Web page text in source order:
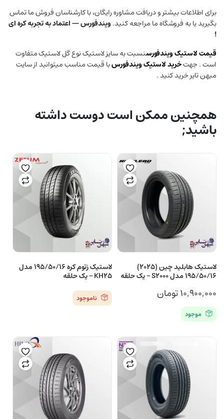
برای اطلاعات بیشتر و دریافت مشاوره رایگان، با کارشناسان فروش ما تماس
بگیرید یا به فروشگاه ما مراجعه کنید. ویندفورس — اعتماد به تجربه کره ای
!
قیمت لاستیکویندفورسنسبت به سایز لاستیک نوع گل لاستیک متفاوت
است . جهتخرید لاستیک ویندفورسبا قیمت مناسب میتوانید از سایت
میهن تایر خرید کنید .
همچنین ممکن است دوست داشته
باشید;
لاستیک هابلید چین (2025)
195/50/16 مدل S2000 – یک حلقه
۱۰,۹۰۰,۰۰۰تومان
موجود
لاستیک زتوم کره 195/50/16 مدل
KH25 – یک حلقه
ناموجود